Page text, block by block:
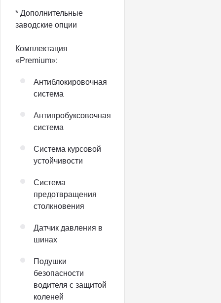
* Дополнительные
заводские опции
Комплектация
«Premium»:
Антиблокировочная
система
Антипробуксовочная
система
Система курсовой
устойчивости
Система
предотвращения
столкновения
Датчик давления в
шинах
Подушки
безопасности
водителя с защитой
коленей